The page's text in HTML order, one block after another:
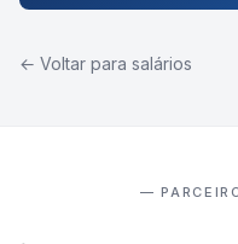
← Voltar para salários
—